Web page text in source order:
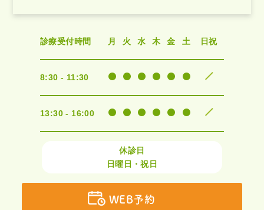
診療受付時間 月 火 水 木 金 土 日祝
8:30 - 11:30
13:30 - 16:00
休診日
日曜日・祝日
WEB予約